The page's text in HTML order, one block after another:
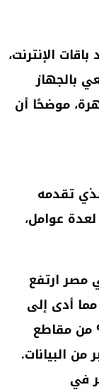
الإنترنت،
بالجهاز
موضحًا أن
تقدمه
عوامل،
مصر ارتفع
70 ميجابت حاليًا، مما أدى إلى
الفيديوهات بشكل كبير، حيث أصبحت 90% من مقاطع
البيانات.
في